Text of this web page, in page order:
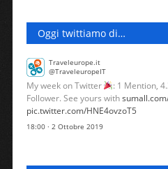
Oggi twittiamo di…
Traveleurope.it
@TraveleuropeIT
My week on Twitter
: 1 Mention,
Follower. See yours with
pic.twitter.com/HNE4ovzoT5
18:00 · 2 Ottobre 2019